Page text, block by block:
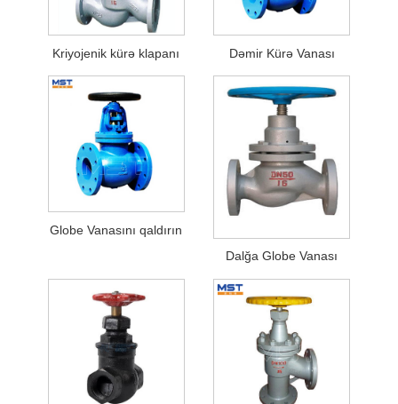
Kriyojenik kürə klapanı Dəmir Kürə Vanası
Globe Vanasını qaldırın
Dalğa Globe Vanası